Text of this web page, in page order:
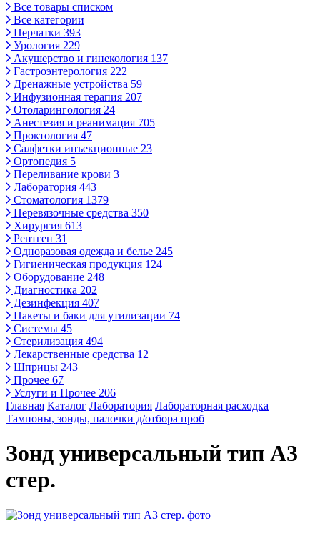
Все товары списком
Все категории
Перчатки 393
Урология 229
Акушерство и гинекология 137
Гастроэнтерология 222
Дренажные устройства 59
Инфузионная терапия 207
Отоларингология 24
Анестезия и реанимация 705
Проктология 47
Салфетки инъекционные 23
Ортопедия 5
Переливание крови 3
Лаборатория 443
Стоматология 1379
Перевязочные средства 350
Хирургия 613
Рентген 31
Одноразовая одежда и белье 245
Гигиеническая продукция 124
Оборудование 248
Диагностика 202
Дезинфекция 407
Пакеты и баки для утилизации 74
Системы 45
Стерилизация 494
Лекарственные средства 12
Шприцы 243
Прочее 67
Услуги и Прочее 206
Главная Каталог Лаборатория Лабораторная расходка
Тампоны, зонды, палочки д/отбора проб
Зонд универсальный тип А3
стер.